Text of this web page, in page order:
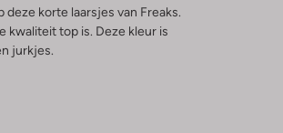
korte laarsjes van Freaks.
kwaliteit top is. Deze kleur is
jurkjes.